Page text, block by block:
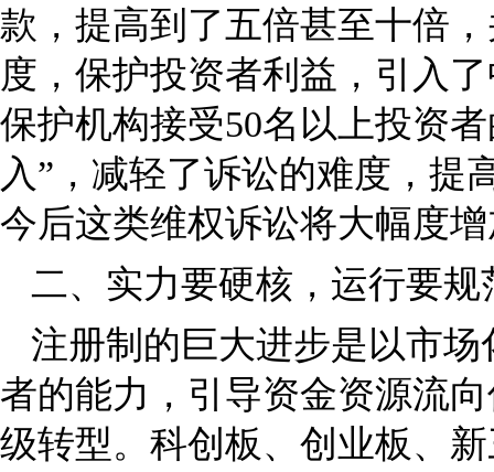
款，提高到了五倍甚至十倍
度，保护投资者利益，引入
保护机构接受50名以上投资
入”，减轻了诉讼的难度，提
今后这类维权诉讼将大幅度
二、实力要硬核，运行要规
注册制的巨大进步是以市
者的能力，引导资金资源流
级转型。科创板、创业板、